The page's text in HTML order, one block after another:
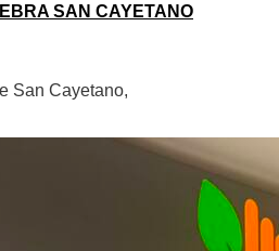
SAN CAYETANO
San Cayetano,